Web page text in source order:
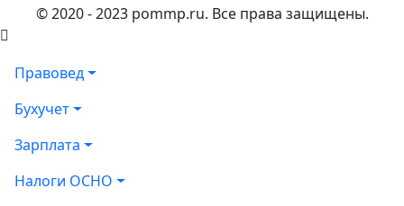
© 2020 - 2023 pommp.ru. Все права защищены.
Правовед
Бухучет
Зарплата
Налоги ОСНО